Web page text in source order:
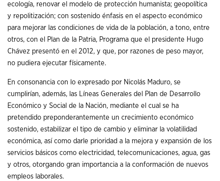
ecología, renovar el modelo de protección humanista; geopolítica
y repolitización; con sostenido énfasis en el aspecto económico
para mejorar las condiciones de vida de la población, a tono, entre
otros, con el Plan de la Patria, Programa que el presidente Hugo
Chávez presentó en el 2012, y que, por razones de peso mayor,
no pudiera ejecutar físicamente.
En consonancia con lo expresado por Nicolás Maduro, se
cumplirían, además, las Líneas Generales del Plan de Desarrollo
Económico y Social de la Nación, mediante el cual se ha
pretendido preponderantemente un crecimiento económico
sostenido, estabilizar el tipo de cambio y eliminar la volatilidad
económica, así como darle prioridad a la mejora y expansión de los
servicios básicos como electricidad, telecomunicaciones, agua, gas
y otros, otorgando gran importancia a la conformación de nuevos
empleos laborales.